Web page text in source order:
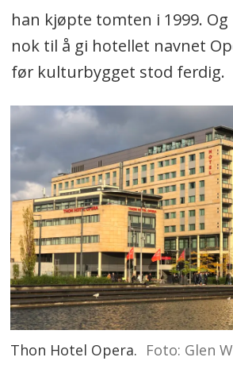
han kjøpte tomten i 1999.
nok til å gi hotellet navnet
før kulturbygget stod ferdig.
Thon Hotel Opera. Foto: Glen